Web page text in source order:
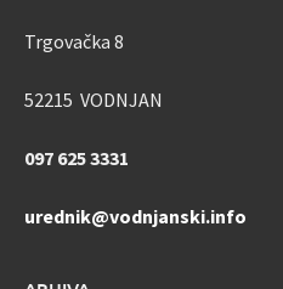
Trgovačka 8
52215 VODNJAN
097 625 3331
urednik@vodnjanski.info